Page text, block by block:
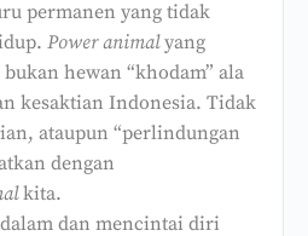
permanen yang tidak
Power animalyang
hewan “khodam” ala
kesaktian Indonesia. Tidak
ataupun “perlindungan
dengan
kita.
dan mencintai diri